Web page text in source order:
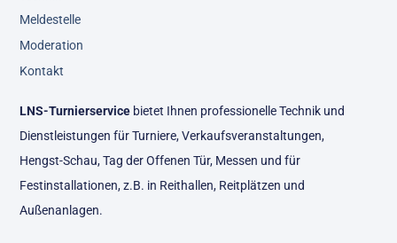
LNS-Turnierservice bietet Ihnen professionelle Technik und
Dienstleistungen für Turniere, Verkaufsveranstaltungen,
Hengst-Schau, Tag der Offenen Tür, Messen und für
Festinstallationen, z.B. in Reithallen, Reitplätzen und
Außenanlagen.
Meldestelle
Moderation
Kontakt